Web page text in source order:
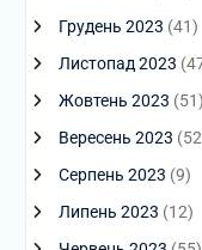
Грудень 2023 (41)
Листопад 2023
Жовтень 2023 (51)
Вересень 2023
Серпень 2023 (9)
Липень 2023 (12)